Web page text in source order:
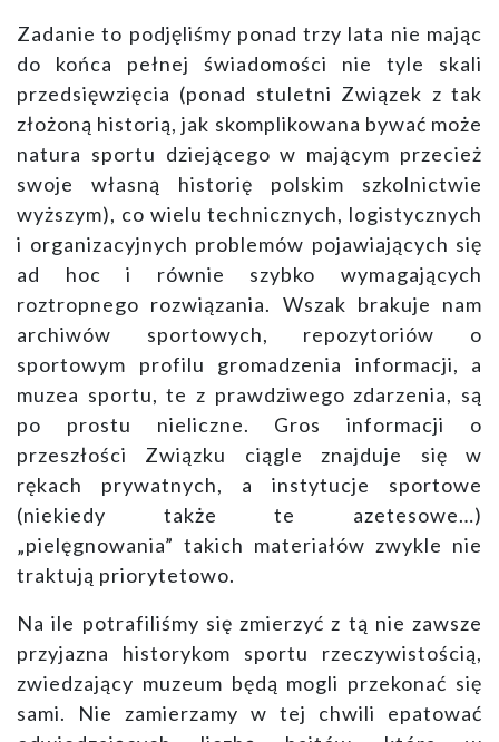
Zadanie to podjęliśmy ponad trzy lata nie mając
do końca pełnej świadomości nie tyle skali
przedsięwzięcia (ponad stuletni Związek z tak
złożoną historią, jak skomplikowana bywać może
natura sportu dziejącego w mającym przecież
swoje własną historię polskim szkolnictwie
wyższym), co wielu technicznych, logistycznych
i organizacyjnych problemów pojawiających się
ad hoc i równie szybko wymagających
roztropnego rozwiązania. Wszak brakuje nam
archiwów sportowych, repozytoriów o
sportowym profilu gromadzenia informacji, a
muzea sportu, te z prawdziwego zdarzenia, są
po prostu nieliczne. Gros informacji o
przeszłości Związku ciągle znajduje się w
rękach prywatnych, a instytucje sportowe
(niekiedy także te azetesowe…)
„pielęgnowania” takich materiałów zwykle nie
traktują priorytetowo.
Na ile potrafiliśmy się zmierzyć z tą nie zawsze
przyjazna historykom sportu rzeczywistością,
zwiedzający muzeum będą mogli przekonać się
sami. Nie zamierzamy w tej chwili epatować